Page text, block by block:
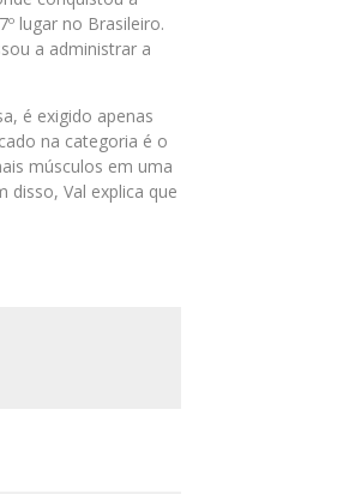
lugar no Brasileiro.
a administrar a
é exigido apenas
na categoria é o
músculos em uma
Val explica que